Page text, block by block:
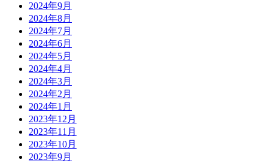
2024年9月
2024年8月
2024年7月
2024年6月
2024年5月
2024年4月
2024年3月
2024年2月
2024年1月
2023年12月
2023年11月
2023年10月
2023年9月